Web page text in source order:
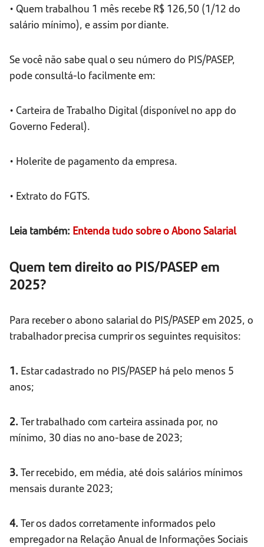
• Quem trabalhou 1 mês recebe R$ 126,50 (1/12 do
salário mínimo), e assim por diante.
Se você não sabe qual o seu número do PIS/PASEP,
pode consultá-lo facilmente em:
• Carteira de Trabalho Digital (disponível no app do
Governo Federal).
• Holerite de pagamento da empresa.
• Extrato do FGTS.
Leia também: Entenda tudo sobre o Abono Salarial
Quem tem direito ao PIS/PASEP em
2025?
Para receber o abono salarial do PIS/PASEP em 2025, o
trabalhador precisa cumprir os seguintes requisitos:
1. Estar cadastrado no PIS/PASEP há pelo menos 5
anos;
2. Ter trabalhado com carteira assinada por, no
mínimo, 30 dias no ano-base de 2023;
3. Ter recebido, em média, até dois salários mínimos
mensais durante 2023;
4. Ter os dados corretamente informados pelo
empregador na Relação Anual de Informações Sociais